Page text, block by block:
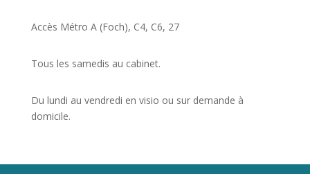
Accès Métro A (Foch), C4, C6, 27
Tous les samedis au cabinet.
Du lundi au vendredi en visio ou sur demande à
domicile.